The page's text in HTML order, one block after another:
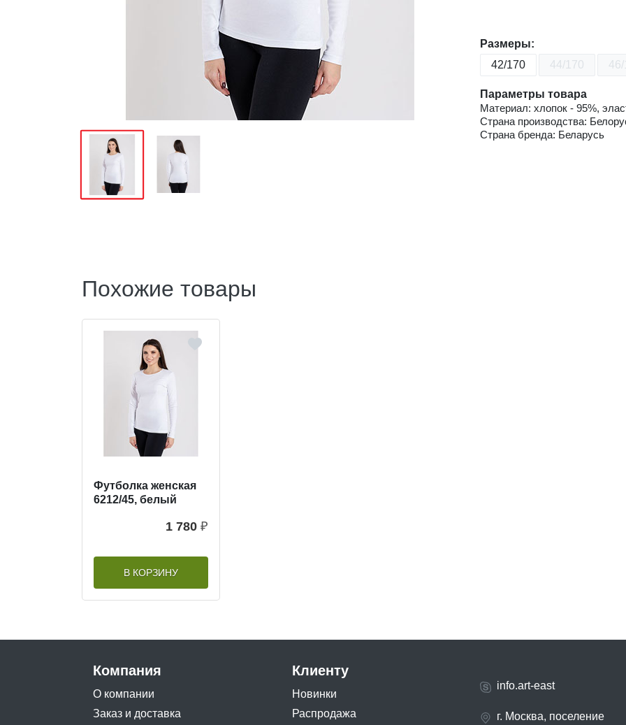
Размеры:
42/170
44/170
Параметры товара
Материал: хлопок - 95%,
Страна производства:
Страна бренда: Беларусь
Похожие товары
Футболка женская
6212/45, белый
1 780 ₽
В КОРЗИНУ
Компания
О компании
Заказ и доставка
Клиенту
Новинки
Распродажа
info.art-east
г. Москва, поселение